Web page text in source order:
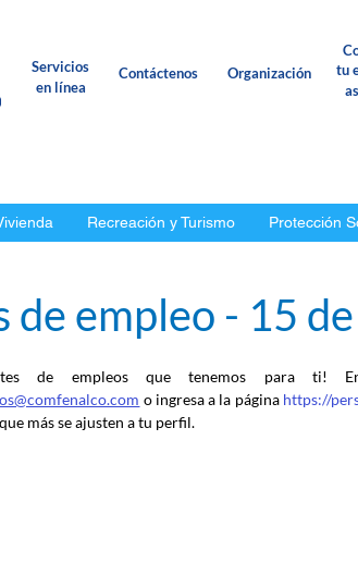
Servicios
en línea
Contáctenos Organización
tu
Recreación y Turismo Protección
de empleo - 15
de empleos que tenemos para ti!
o ingresa a la página https://
más se ajusten a tu perfil.